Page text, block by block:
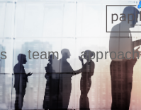
team
approach